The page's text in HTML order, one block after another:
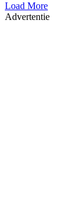
Load More
Advertentie